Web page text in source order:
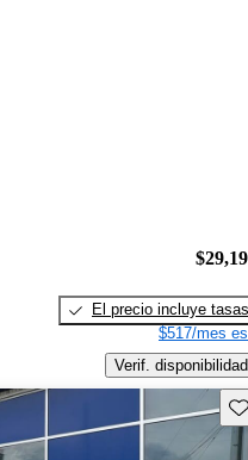
El precio incluye tasas
$517/mes
Verif. disponibilidad